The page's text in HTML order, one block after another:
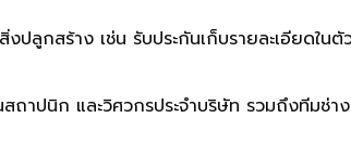
ลูกสร้าง เช่น รับประกันเก็บรายละเอียดใ
าปนิก และวิศวกรประจำบริษัท รวมถึงทีมช่า